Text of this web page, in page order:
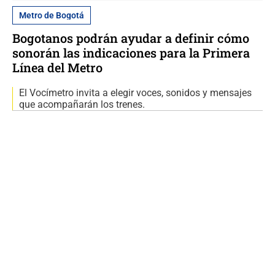
Metro de Bogotá
Bogotanos podrán ayudar a definir cómo
sonorán las indicaciones para la Primera
Línea del Metro
El Vocímetro invita a elegir voces, sonidos y mensajes
que acompañarán los trenes.